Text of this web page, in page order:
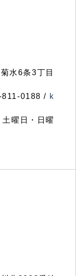
水6条3丁目
811-0188 / k
曜日・日曜